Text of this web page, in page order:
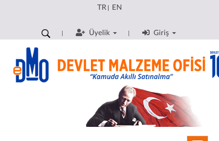
TR| EN
Üyelik Giriş